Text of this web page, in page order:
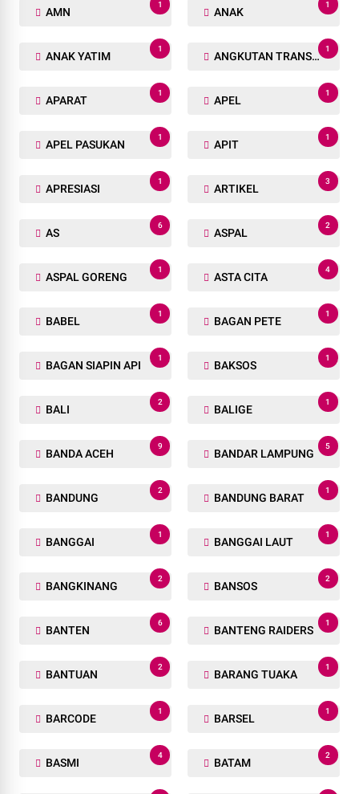
AMN
1
ANAK
1
ANAK YATIM
1
ANGKUTAN TRANSPORTASI
1
APARAT
1
APEL
1
APEL PASUKAN
1
APIT
1
APRESIASI
1
ARTIKEL
3
AS
6
ASPAL
2
ASPAL GORENG
1
ASTA CITA
4
BABEL
1
BAGAN PETE
1
BAGAN SIAPIN API
1
BAKSOS
1
BALI
2
BALIGE
1
BANDA ACEH
9
BANDAR LAMPUNG
5
BANDUNG
2
BANDUNG BARAT
1
BANGGAI
1
BANGGAI LAUT
1
BANGKINANG
2
BANSOS
2
BANTEN
6
BANTENG RAIDERS
1
BANTUAN
2
BARANG TUAKA
1
BARCODE
1
BARSEL
1
BASMI
4
BATAM
2